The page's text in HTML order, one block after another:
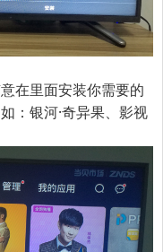
在里面安装你需要的
：银河·奇异果、影视